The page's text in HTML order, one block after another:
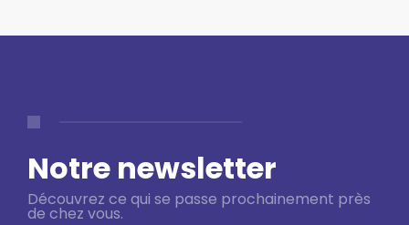
Notre newsletter
Découvrez ce qui se passe prochainement près
de chez vous.